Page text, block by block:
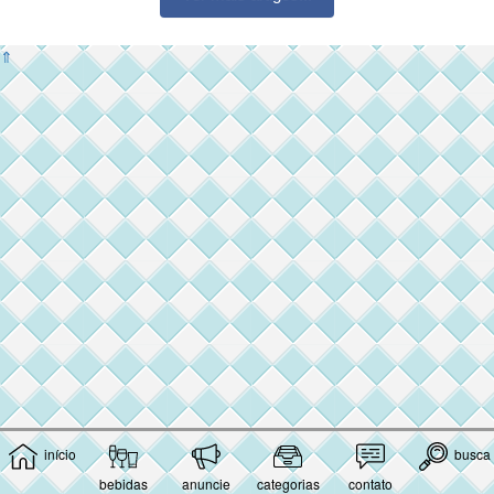
início
bebidas
anuncie categorias contato
busca
⇑